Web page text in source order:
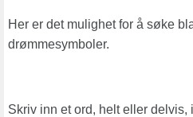
Her er det mulighet for å søke
drømmesymboler.
Skriv inn et ord, helt eller delvis,